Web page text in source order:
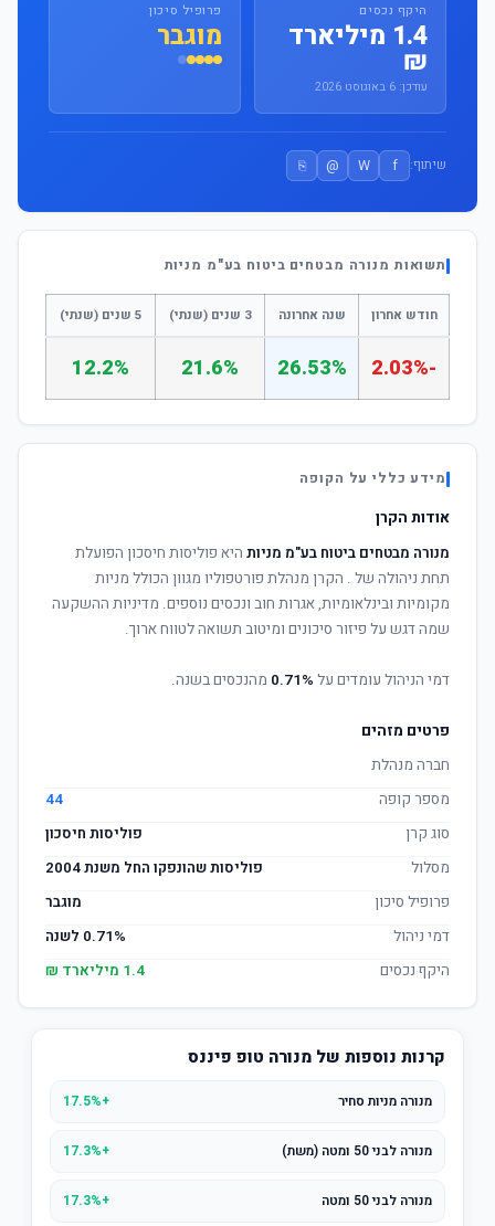
היקף נכסים
1.4 מיליארד
₪
עודכן: 6 באוגוסט 2026
פרופיל סיכון
מוגבר
שיתוף: f
W
@
⎘
תשואות מנורה מבטחים ביטוח בע"מ מניות
חודש אחרון שנה אחרונה 3 שנים (שנתי) 5 שנים (שנתי)
-2.03%
26.53%
21.6%
12.2%
מידע כללי על הקופה
אודות הקרן
מנורה מבטחים ביטוח בע"מ מניות היא פוליסות חיסכון הפועלת
תחת ניהולה של . הקרן מנהלת פורטפוליו מגוון הכולל מניות
מקומיות ובינלאומיות, אגרות חוב ונכסים נוספים. מדיניות ההשקעה
שמה דגש על פיזור סיכונים ומיטוב תשואה לטווח ארוך.
דמי הניהול עומדים על 0.71% מהנכסים בשנה.
פרטים מזהים
חברה מנהלת
מספר קופה
44
סוג קרן
פוליסות חיסכון
מסלול
פוליסות שהונפקו החל משנת 2004
פרופיל סיכון
מוגבר
דמי ניהול
0.71% לשנה
היקף נכסים
1.4 מיליארד ₪
קרנות נוספות של מנורה טופ פיננס
מנורה מניות סחיר +17.5%
מנורה לבני 50 ומטה (משת) +17.3%
מנורה לבני 50 ומטה +17.3%